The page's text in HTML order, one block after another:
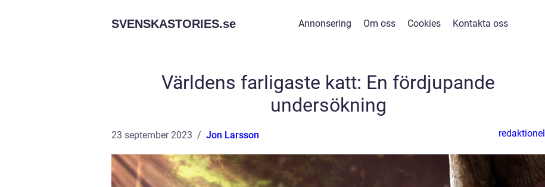
SVENSKASTORIES.se Annonsering Om oss Cookies Kontakta oss
Världens farligaste katt: En fördjupande
undersökning
23 september 2023 Jon Larsson redaktionel